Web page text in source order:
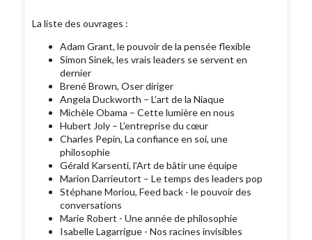
La liste des ouvrages :
Adam Grant, le pouvoir de la pensée flexible
Simon Sinek, les vrais leaders se servent en
dernier
Brené Brown, Oser diriger
Angela Duckworth – L’art de la Niaque
Michèle Obama – Cette lumière en nous
Hubert Joly – L’entreprise du cœur
Charles Pepin, La confiance en soi, une
philosophie
Gérald Karsenti, l’Art de bâtir une équipe
Marion Darrieutort – Le temps des leaders pop
Stéphane Moriou, Feed back - le pouvoir des
conversations
Marie Robert - Une année de philosophie
Isabelle Lagarrigue - Nos racines invisibles